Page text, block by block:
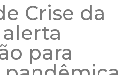
Crise da
alerta
para